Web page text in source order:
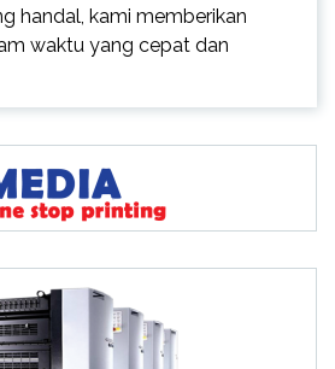
handal, kami memberikan
waktu yang cepat dan